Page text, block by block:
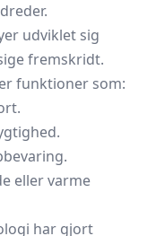
udviklet sig
fremskridt.
funktioner som:
eller varme
har gjort